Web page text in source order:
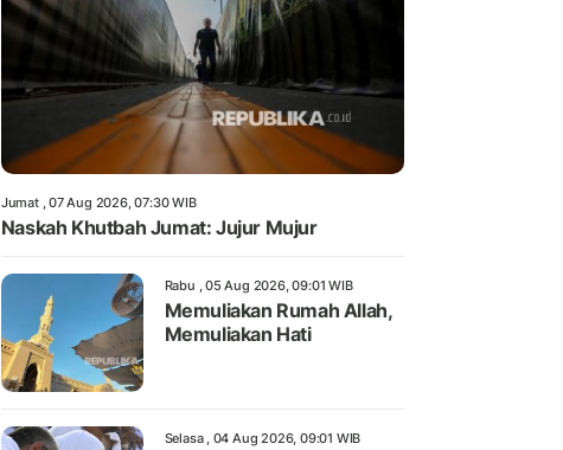
Jumat , 07 Aug 2026, 07:30 WIB
Naskah Khutbah Jumat: Jujur Mujur
Rabu , 05 Aug 2026, 09:01 WIB
Memuliakan Rumah Allah,
Memuliakan Hati
Selasa , 04 Aug 2026, 09:01 WIB